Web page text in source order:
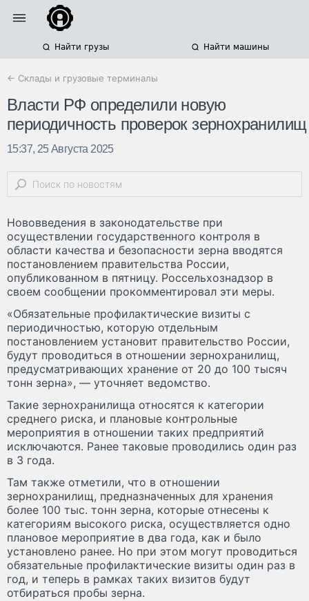
Найти грузы Найти машины
← Склады и грузовые терминалы
Власти РФ определили новую
периодичность проверок зернохранилищ
15:37, 25 Августа 2025
Нововведения в законодательстве при
осуществлении государственного контроля в
области качества и безопасности зерна вводятся
постановлением правительства России,
опубликованном в пятницу. Россельхознадзор в
своем сообщении прокомментировал эти меры.
«Обязательные профилактические визиты с
периодичностью, которую отдельным
постановлением установит правительство России,
будут проводиться в отношении зернохранилищ,
предусматривающих хранение от 20 до 100 тысяч
тонн зерна», — уточняет ведомство.
Такие зернохранилища относятся к категории
среднего риска, и плановые контрольные
мероприятия в отношении таких предприятий
исключаются. Ранее таковые проводились один раз
в 3 года.
Там также отметили, что в отношении
зернохранилищ, предназначенных для хранения
более 100 тыс. тонн зерна, которые отнесены к
категориям высокого риска, осуществляется одно
плановое мероприятие в два года, как и было
установлено ранее. Но при этом могут проводиться
обязательные профилактические визиты один раз в
год, и теперь в рамках таких визитов будут
отбираться пробы зерна.